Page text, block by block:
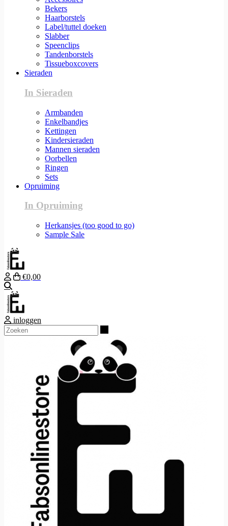
Bekers
Haarborstels
Label/tuttel doeken
Slabber
Speenclips
Tandenborstels
Tissueboxcovers
Sieraden
In Sieraden
Armbanden
Enkelbandjes
Kettingen
Kindersieraden
Mannen sieraden
Oorbellen
Ringen
Sets
Opruiming
In Opruiming
Herkansjes (too good to go)
Sample Sale
€0,00
inloggen